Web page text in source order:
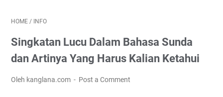
HOME / INFO
Singkatan Lucu Dalam Bahasa Sunda
dan Artinya Yang Harus Kalian Ketahui
Oleh kanglana.com Post a Comment